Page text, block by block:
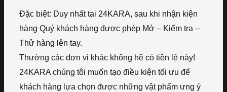
Đặc biệt: Duy nhất tại 24KARA, sau khi nhận kiện
hàng Quý khách hàng được phép Mở – Kiểm tra –
Thử hàng lên tay.
Thường các đơn vị khác không hề có tiền lệ này!
24KARA chúng tôi muốn tạo điều kiện tối ưu để
khách hàng lựa chọn được những vật phẩm ưng ý